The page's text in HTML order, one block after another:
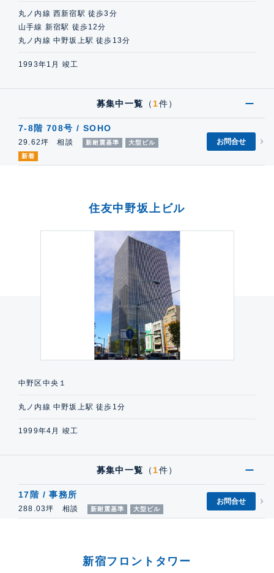
丸ノ内線 西新宿駅 徒歩3分
山手線 新宿駅 徒歩12分
丸ノ内線 中野坂上駅 徒歩13分
1993年1月 竣工
募集中一覧 （ 1件）
7-8階 708号 / SOHO
29.62坪 相談 新耐震基準
大型ビル
新着
お問合せ
住友中野坂上ビル
中野区中央１
丸ノ内線 中野坂上駅 徒歩1分
1999年4月 竣工
募集中一覧 （ 1件）
17階 / 事務所
288.03坪 相談 新耐震基準 大型ビル
お問合せ
新宿フロントタワー